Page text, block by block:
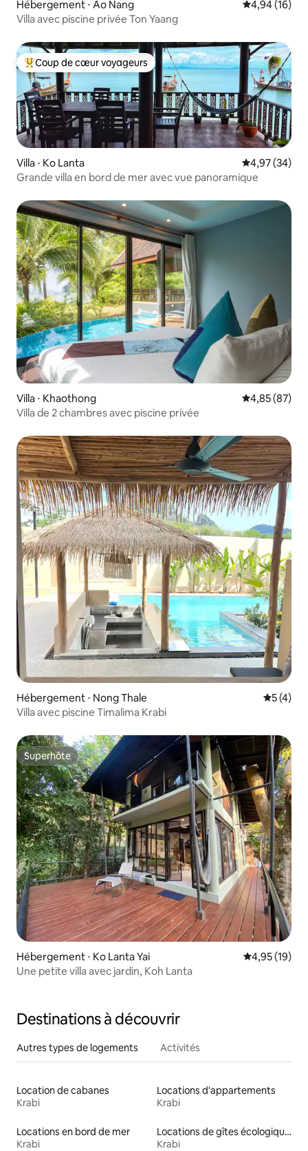
Hébergement ⋅ Ao Nang Évaluation
4,94 (16)
Villa avec piscine privée Ton Yaang
Coups de cœur voyageurs les plus appréciés
Coup de cœur voyageurs
Villa ⋅ Ko Lanta Évaluation
4,97 (34)
Grande villa en bord de mer avec vue panoramique
Villa ⋅ Khaothong Évaluation
4,85 (87)
Villa de 2 chambres avec piscine privée
Hébergement ⋅ Nong Thale
5 (4)
Villa avec piscine Timalima Krabi
Superhôte
Superhôte
Hébergement ⋅ Ko Lanta Yai Évaluation
4,95 (19)
Une petite villa avec jardin, Koh Lanta
Destinations à découvrir
Autres types de logements Activités
Location de cabanes
Krabi
Locations d'appartements
Krabi
Locations en bord de mer
Krabi
Locations de gîtes écologiques
Krabi